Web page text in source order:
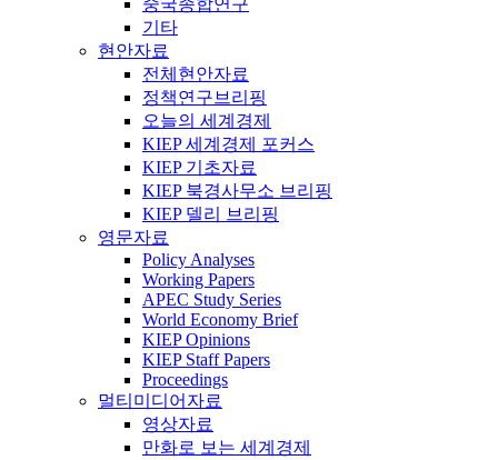
기타
현안자료
전체현안자료
정책연구브리핑
오늘의 세계경제
KIEP 세계경제 포커스
KIEP 기초자료
KIEP 북경사무소 브리핑
KIEP 델리 브리핑
영문자료
Policy Analyses
Working Papers
APEC Study Series
World Economy Brief
KIEP Opinions
KIEP Staff Papers
Proceedings
멀티미디어자료
영상자료
만화로 보는 세계경제